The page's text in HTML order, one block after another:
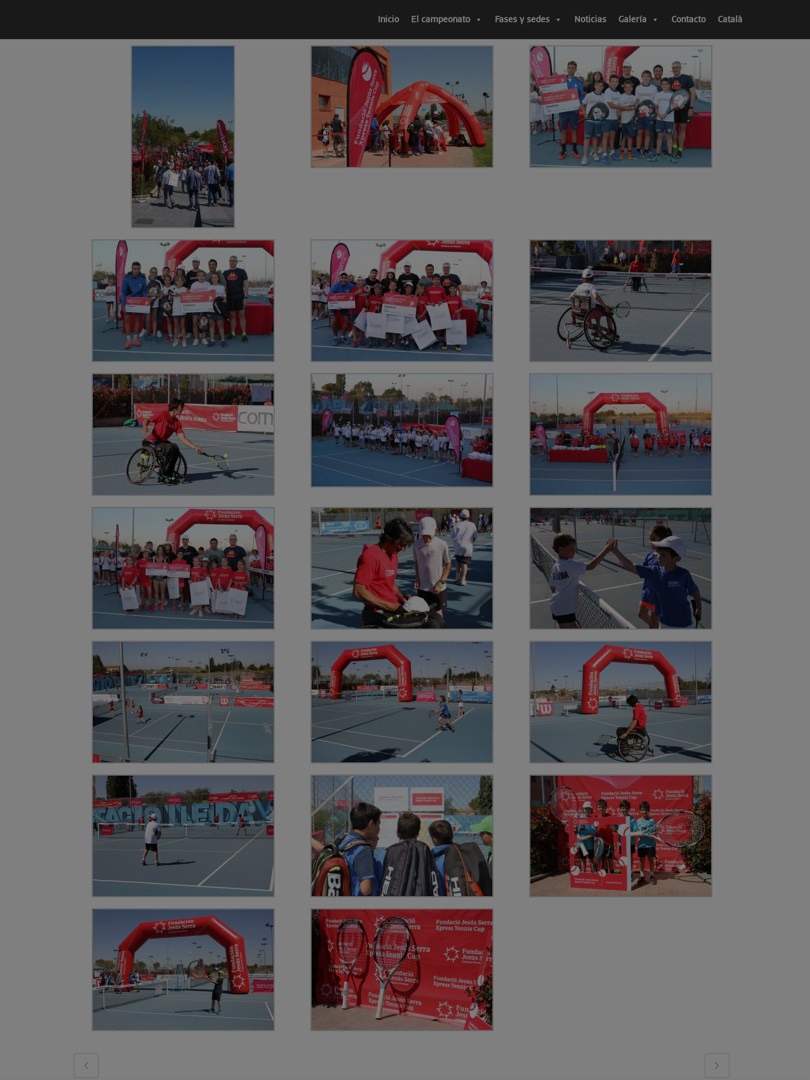
Inicio El campeonato Fases y sedes Noticias Galería Contacto Català